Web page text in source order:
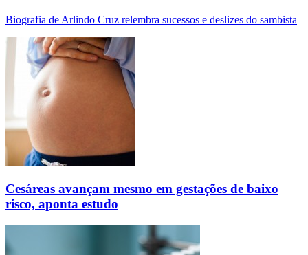
Biografia de Arlindo Cruz relembra sucessos e deslizes do sambista
Cesáreas avançam mesmo em gestações de baixo
risco, aponta estudo